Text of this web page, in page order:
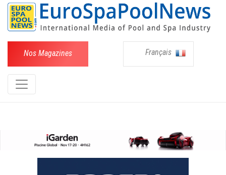
Nos Magazines Français